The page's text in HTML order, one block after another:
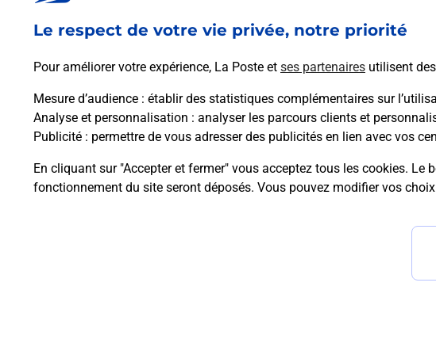
Le respect de votre vie privée, notre priorité
Pour améliorer votre expérience, La Poste et ses partenaires utilisent
Mesure d’audience : établir des statistiques complémentaires sur
Analyse et personnalisation : analyser les parcours clients et
Publicité : permettre de vous adresser des publicités en lien avec vos
En cliquant sur "Accepter et fermer" vous acceptez tous les cookies.
fonctionnement du site seront déposés. Vous pouvez modifier vos
En
Questions
Comment envoyer un colis ou faire un